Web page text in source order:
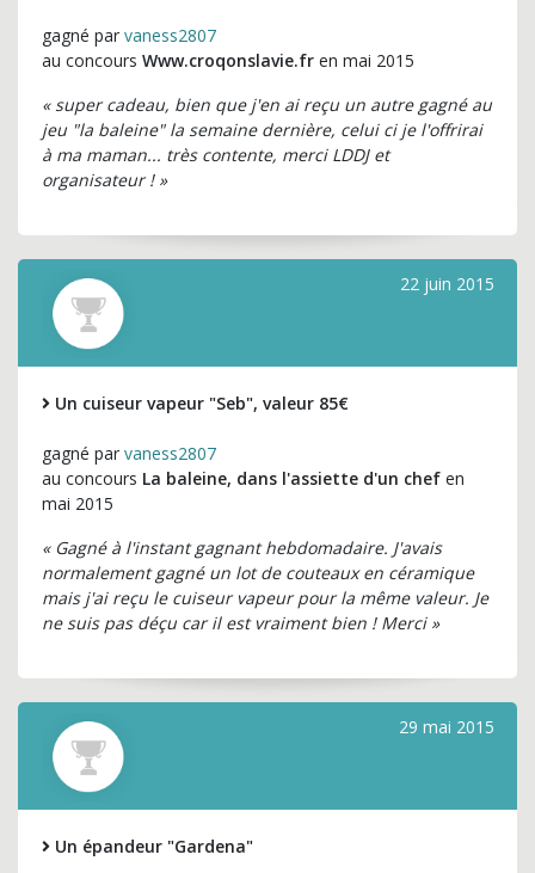
gagné par vaness2807
au concours Www.croqonslavie.fr en mai 2015
« super cadeau, bien que j'en ai reçu un autre gagné au
jeu "la baleine" la semaine dernière, celui ci je l'offrirai
à ma maman... très contente, merci LDDJ et
organisateur ! »
22 juin 2015
Un cuiseur vapeur "Seb", valeur 85€
gagné par vaness2807
au concours La baleine, dans l'assiette d'un chef en
mai 2015
« Gagné à l'instant gagnant hebdomadaire. J'avais
normalement gagné un lot de couteaux en céramique
mais j'ai reçu le cuiseur vapeur pour la même valeur. Je
ne suis pas déçu car il est vraiment bien ! Merci »
29 mai 2015
Un épandeur "Gardena"